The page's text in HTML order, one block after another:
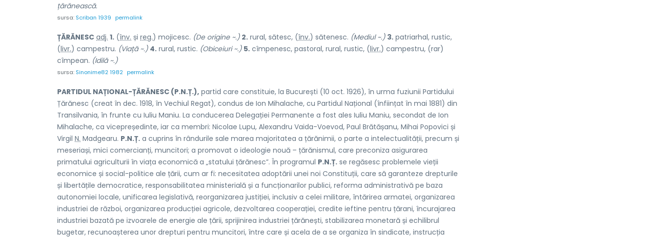
țărănească.
sursa: Scriban 1939 permalink
ȚĂRĂNESC adj. 1. (înv. și reg.) mojicesc. (De origine ~.) 2. rural, sătesc, (înv.) sătenesc. (Mediul ~.) 3. patriarhal, rustic,
(livr.) campestru. (Viață ~.) 4. rural, rustic. (Obiceiuri ~.) 5. cîmpenesc, pastoral, rural, rustic, (livr.) campestru, (rar)
cîmpean. (Idilă ~.)
sursa: Sinonime82 1982 permalink
PARTIDUL NAȚIONAL-ȚĂRĂNESC (P.N.Ț.), partid care constituie, la București (10 oct. 1926), în urma fuziunii Partidului
Țărănesc (creat în dec. 1918, în Vechiul Regat), condus de Ion Mihalache, cu Partidul Național (înființat în mai 1881) din
Transilvania, în frunte cu Iuliu Maniu. La conducerea Delegației Permanente a fost ales Iuliu Maniu, secondat de Ion
Mihalache, ca vicepreședinte, iar ca membri: Nicolae Lupu, Alexandru Vaida-Voevod, Paul Brătășanu, Mihai Popovici și
Virgil N. Madgearu. P.N.Ț. a cuprins în rândurile sale marea majoritatea a țărănimii, o parte a intelectualității, precum și
meseriași, mici comercianți, muncitori; a promovat o ideologie nouă – țărănismul, care preconiza asigurarea
primatului agriculturii în viața economică a „statului țărănesc”. În programul P.N.Ț. se regăsesc problemele vieții
economice și social-politice ale țării, cum ar fi: necesitatea adoptării unei noi Constituții, care să garanteze drepturile
și libertățile democratice, responsabilitatea ministerială și a funcționarilor publici, reforma administrativă pe baza
autonomiei locale, unificarea legislativă, reorganizarea justiției, inclusiv a celei militare, întărirea armatei, organizarea
industriei de război, organizarea producției agricole, dezvoltarea cooperației, credite ieftine pentru țărani, încurajarea
industriei bazată pe izvoarele de energie ale țării, sprijinirea industriei țărănești, stabilizarea monetară și echilibrul
bugetar, recunoașterea unor drepturi pentru muncitori, între care și acela de a se organiza în sindicate, instrucția